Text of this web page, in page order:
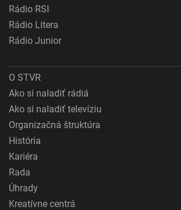
Rádio RSI
Rádio Litera
Rádio Junior
O STVR
Ako si naladiť rádiá
Ako si naladiť televíziu
Organizačná štruktúra
História
Kariéra
Rada
Úhrady
Kreatívne centrá